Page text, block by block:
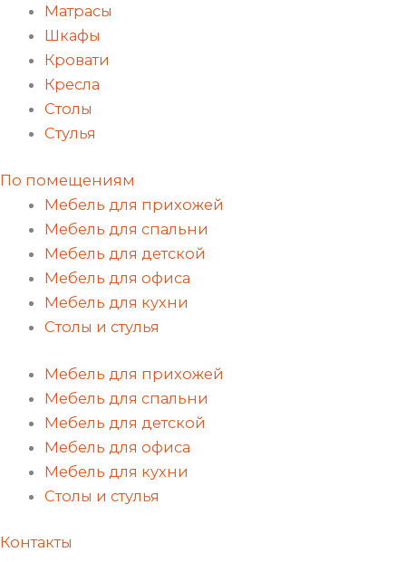
Матрасы
Шкафы
Кровати
Кресла
Столы
Стулья
По помещениям
Мебель для прихожей
Мебель для спальни
Мебель для детской
Мебель для офиса
Мебель для кухни
Столы и стулья
Мебель для прихожей
Мебель для спальни
Мебель для детской
Мебель для офиса
Мебель для кухни
Столы и стулья
Контакты